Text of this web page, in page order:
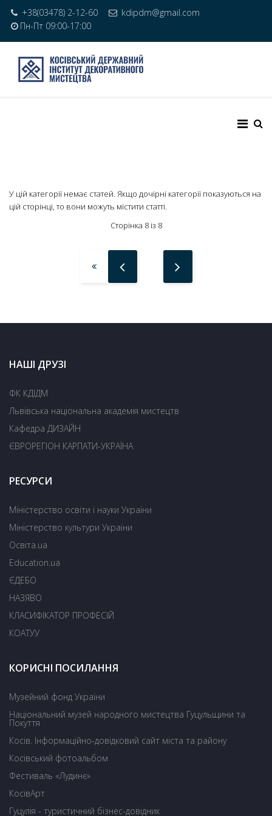
+38(03478) 2-12-60
kdipdm@gmail.com
Пн-Пт 09:00-17:00
У цій категорії немає статей. Якщо дочірні категорії показуються на
цій сторінці, то вони можуть містити статті.
Сторінка 8 із 8
НАШІ ДРУЗІ
ФК КДІДМ
Львівська національна академія мистецтв
Кафедра ДИЗАЙН
ЄВРОРЕГІОН КАРПАТИ-УКРАЇНА
РЕСУРСИ
Міністерство освіти і науки України
Міністерство культури України
Освіта.ua
Education.ua
ЄДЕБО
НАЗЯВО
КЛАСИФІКАТОР ПРОФЕСІЙ
КОАТУУ
КОРИСНІ ПОСИЛАННЯ
Музейний фонд України
Національний музей народного мистецтва Гуцульщини та
Покуття
Косів. Інформаційно-довідковий сайт міста та району
Косівський фотоальбом
Фестиваль «Лудинє»
КосівАрт
Гуцулія - туристичний бізнес-довідник